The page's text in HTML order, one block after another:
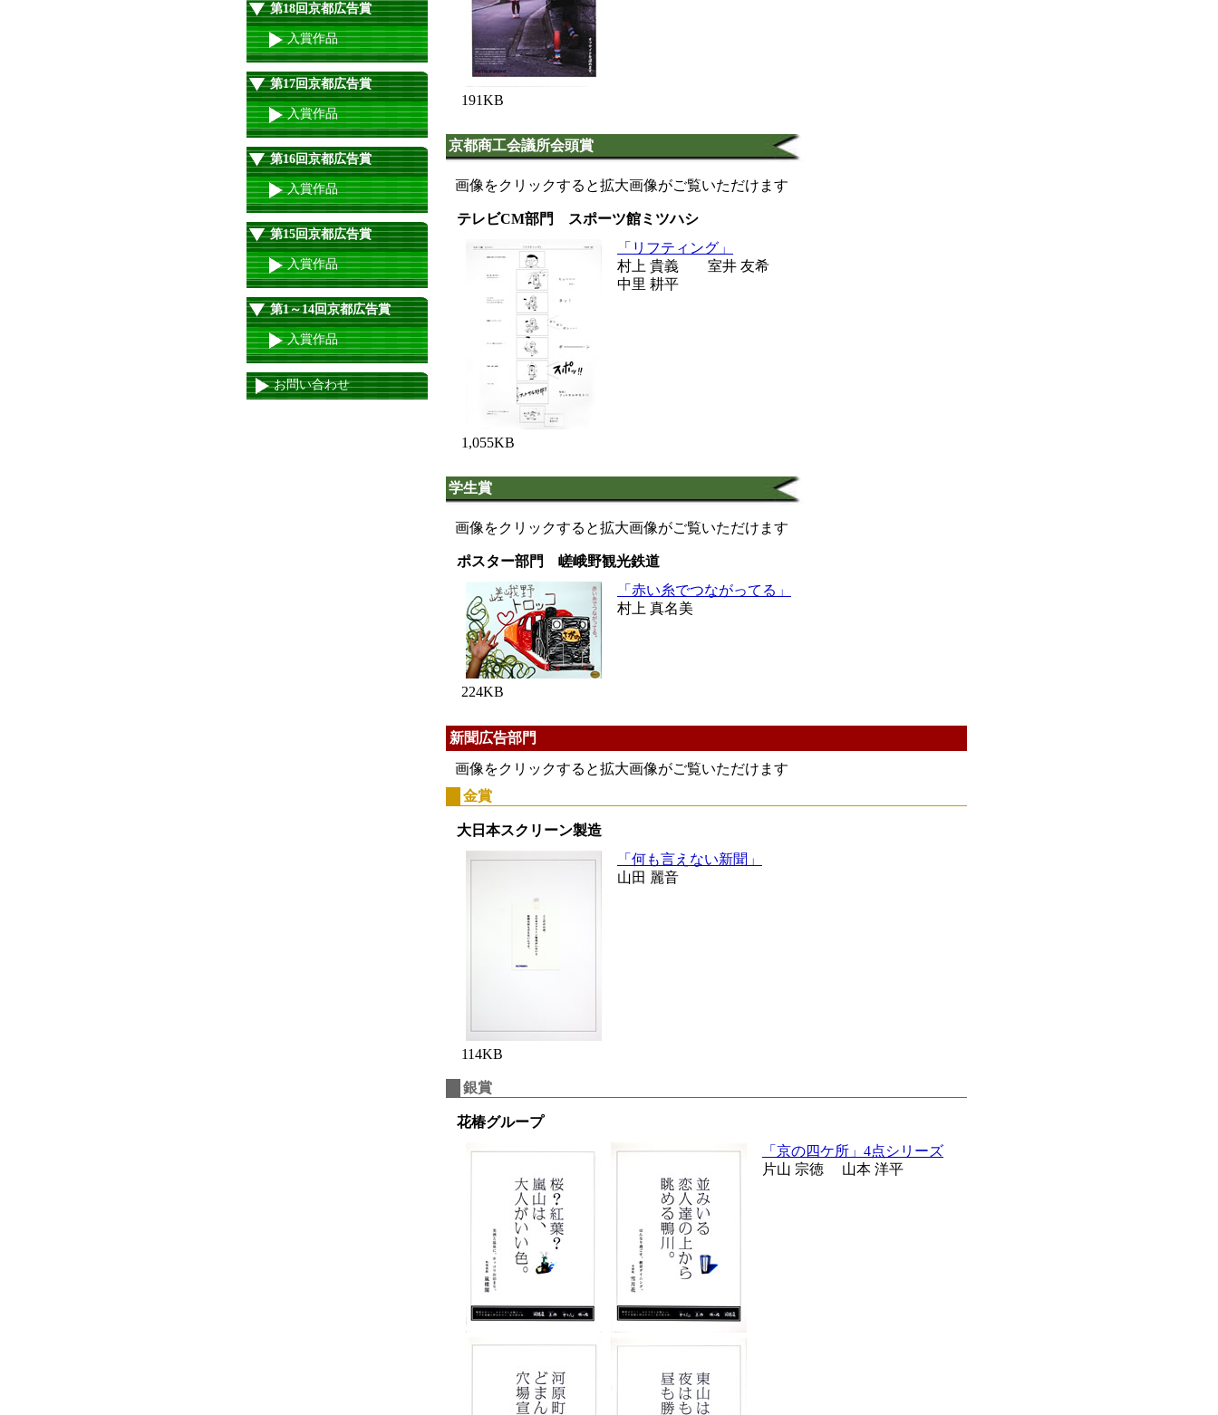
191KB
京都商工会議所会頭賞
画像をクリックすると拡大画像がご覧いただけます
テレビCM部門 スポーツ館ミツハシ
1,055KB
「リフティング」
村上 貴義 室井 友希
中里 耕平
学生賞
画像をクリックすると拡大画像がご覧いただけます
ポスター部門 嵯峨野観光鉄道
224KB
「赤い糸でつながってる」
村上 真名美
新聞広告部門
画像をクリックすると拡大画像がご覧いただけます
金賞
大日本スクリーン製造
114KB
「何も言えない新聞」
山田 麗音
銀賞
花椿グループ
「京の四ケ所」4点シリーズ
片山 宗徳 山本 洋平
第18回京都広告賞
入賞作品
第17回京都広告賞
入賞作品
第16回京都広告賞
入賞作品
第15回京都広告賞
入賞作品
第1～14回京都広告賞
入賞作品
お問い合わせ